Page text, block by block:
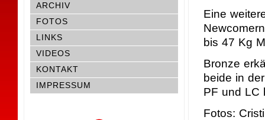
ARCHIV
FOTOS
LINKS
VIDEOS
KONTAKT
IMPRESSUM
Eine
bis 47 Kg
Bronze
beide in
PF und LC
Fotos: